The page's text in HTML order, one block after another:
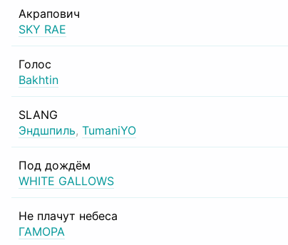
Акрапович
SKY RAE
Голос
Bakhtin
SLANG
Эндшпиль, TumaniYO
Под дождём
WHITE GALLOWS
Не плачут небеса
ГАМОРА